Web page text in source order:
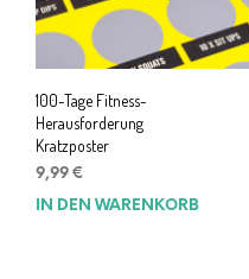
100-Tage Fitness-
Herausforderung
Kratzposter
9,99 €
IN DEN WARENKORB